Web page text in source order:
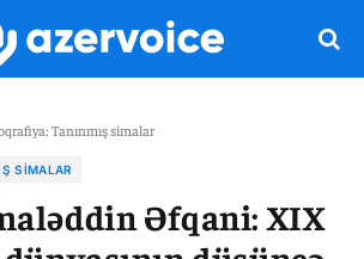
Tanınmış simalar
SIMALAR
Əfqani: XIX